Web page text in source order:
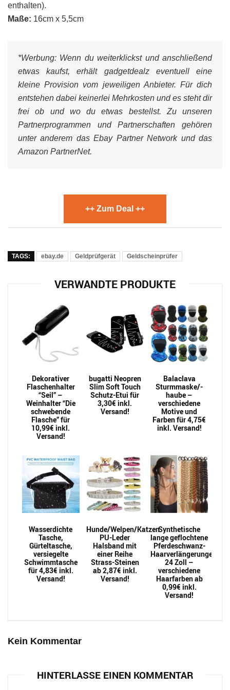
enthalten).
Maße: 16cm x 5,5cm
*Werbung: Wenn du weiterklickst und anschließend
etwas kaufst, erhält gadgetdealz eventuell eine
kleine Provision vom jeweiligen Anbieter. Für dich
entstehen dabei keinerlei Mehrkosten und es steht dir
frei ob und wo du etwas bestellst. Zu unseren
Partnerprogrammen und Partnerschaften gehören
unter anderem das Ebay Partner Network und das
Amazon PartnerNet.
++ Zum Deal ++
TAGS: ebay.de Geldprüfgerät Geldscheinprüfer
VERWANDTE PRODUKTE
Dekorativer
Flaschenhalter
“Seil” –
Weinhalter “Die
schwebende
Flasche” für
10,99€ inkl.
Versand!
bugatti Neopren
Slim Soft Touch
Schutz-Etui für
3,30€ inkl.
Versand!
Balaclava
Sturmmaske/-
haube –
verschiedene
Motive und
Farben für 4,75€
inkl. Versand!
Wasserdichte
Tasche,
Gürteltasche,
versiegelte
Schwimmtasche
für 4,83€ inkl.
Versand!
Hunde/Welpen/Katzen
PU-Leder
Halsband mit
einer Reihe
Strass-Steinen
ab 2,87€ inkl.
Versand!
Synthetische
lange geflochtene
Pferdeschwanz-
Haarverlängerungen
24 Zoll –
verschiedene
Haarfarben ab
0,99€ inkl.
Versand!
Kein Kommentar
HINTERLASSE EINEN KOMMENTAR